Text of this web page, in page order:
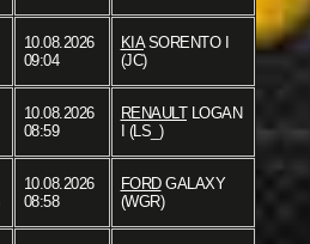
10.08.2026
09:04
KIASORENTO I
(JC)
10.08.2026
08:59
RENAULTLOGAN
I (LS_)
10.08.2026
08:58
FORDGALAXY
(WGR)